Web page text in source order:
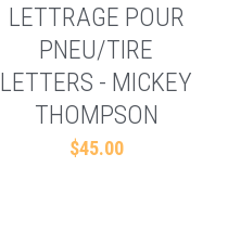
LETTRAGE POUR
PNEU/TIRE
LETTERS - MICKEY
THOMPSON
$45.00